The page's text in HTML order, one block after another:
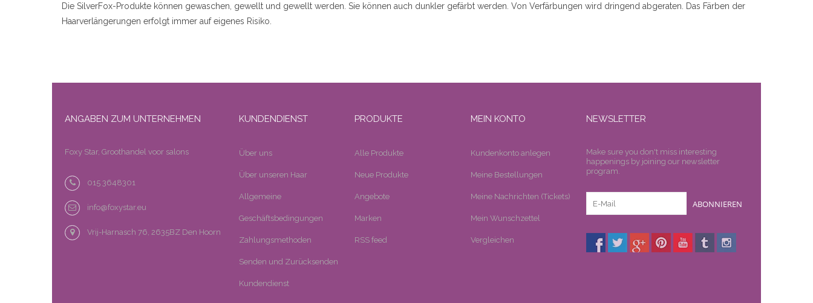
Die SilverFox-Produkte können gewaschen, gewellt und gewellt werden. Sie können auch dunkler gefärbt werden. Von Verfärbungen wird dringend abgeraten. Das Färben der
Haarverlängerungen erfolgt immer auf eigenes Risiko.
ANGABEN ZUM UNTERNEHMEN
Foxy Star, Groothandel voor salons
015 3648301
info@foxystar.eu
Vrij-Harnasch 76, 2635BZ Den Hoorn
KUNDENDIENST
Über uns
Über unseren Haar
Allgemeine
Geschäftsbedingungen
Zahlungsmethoden
Senden und Zurücksenden
Kundendienst
PRODUKTE
Alle Produkte
Neue Produkte
Angebote
Marken
RSS feed
MEIN KONTO
Kundenkonto anlegen
Meine Bestellungen
Meine Nachrichten (Tickets)
Mein Wunschzettel
Vergleichen
NEWSLETTER
Make sure you don't miss interesting
happenings by joining our newsletter
program.
ABONNIEREN